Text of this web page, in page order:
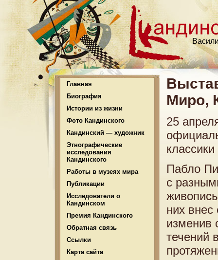
Главная
Биография
Истории из жизни
Фото Кандинского
Кандинский — художник
Этнографические
исследования
Кандинского
Работы в музеях мира
Публикации
Исследователи о
Кандинском
Премия Кандинского
Обратная связь
Ссылки
Карта сайта
Миро,
25
Пабло
с
них внес
изменив
течений